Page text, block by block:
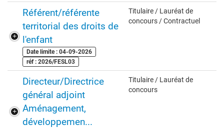
Référent/référente
territorial des droits de
l'enfant
Date limite : 04-09-2026
réf : 2026/FESL03
Titulaire / Lauréat de
concours / Contractuel
Directeur/Directrice
général adjoint
Aménagement,
développemen...
Titulaire / Lauréat de
concours